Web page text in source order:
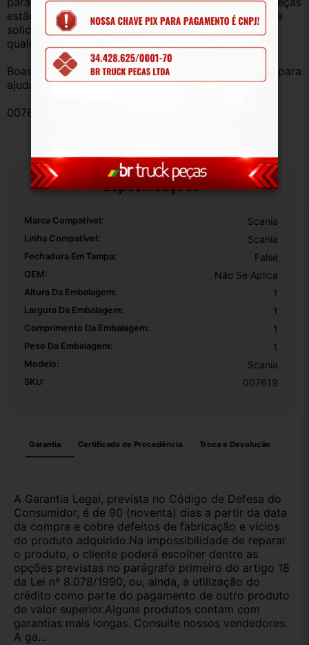
estão anunciadas, desta forma, fique à vontade para
solicitar qualquer peça, de qualquer veículo, em
qualquer um de nossos anúncios.
Boas compras e sempre que precisar estamos aqui para
ajudar!
007619
Especificações
Marca Compatível: Scania
Linha Compatível: Scania
Fechadura Em Tampa: False
OEM: Não Se Aplica
Altura Da Embalagem: 1
Largura Da Embalagem: 1
Comprimento Da Embalagem: 1
Peso Da Embalagem: 1
Modelo: Scania
SKU: 007619
Garantia Certificado de Procedência Troca e Devolução
A Garantia Legal, prevista no Código de Defesa do
Consumidor, é de 90 (noventa) dias a partir da data
da compra e cobre defeitos de fabricação e vícios
do produto adquirido.Na impossibilidade de reparar
o produto, o cliente poderá escolher dentre as
opções previstas no parágrafo primeiro do artigo 18
da Lei nº 8.078/1990, ou, ainda, a utilização do
crédito como parte do pagamento de outro produto
de valor superior.Alguns produtos contam com
garantias mais longas. Consulte nossos vendedores.
A ga...